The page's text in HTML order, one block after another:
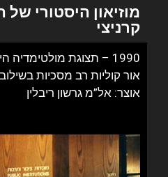
מוזיאון היסטורי
קרניצי
1990 – תצוגת מולטימדיה היסטורית.
אור קוליות רב מסכיות
אוצר: אל”מ גרשון ריבלין